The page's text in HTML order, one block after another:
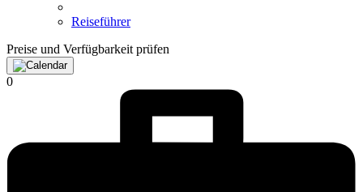
Reiseführer
Preise und Verfügbarkeit prüfen
0